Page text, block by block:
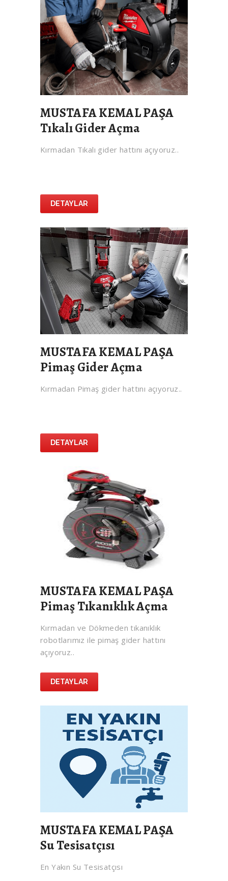
MUSTAFA KEMAL PAŞA
Tıkalı Gider Açma
Kırmadan Tıkalı gider hattını açıyoruz..
DETAYLAR
MUSTAFA KEMAL PAŞA
Pimaş Gider Açma
Kırmadan Pimaş gider hattını açıyoruz..
DETAYLAR
MUSTAFA KEMAL PAŞA
Pimaş Tıkanıklık Açma
Kırmadan ve Dökmeden tıkanıklık
robotlarımız ile pimaş gider hattını
açıyoruz..
DETAYLAR
MUSTAFA KEMAL PAŞA
Su Tesisatçısı
En Yakın Su Tesisatçısı